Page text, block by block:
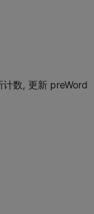
数, 更新 preWord